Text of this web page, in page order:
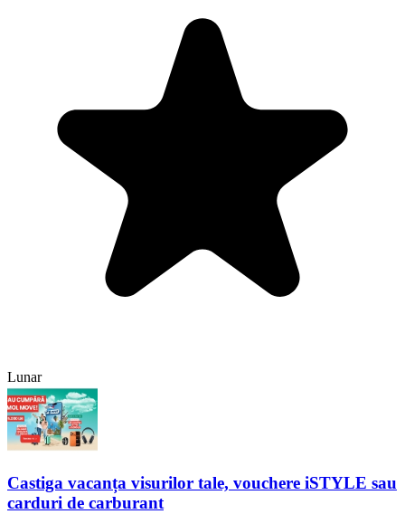
Lunar
Castiga vacanța visurilor tale, vouchere iSTYLE sau
carduri de carburant